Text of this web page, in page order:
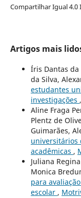
Compartilhar Igual 4.0
Artigos mais
Íris Dantas da
da Silva,
estudantes
investigações ,
Aline Fraga
Plentz de
Guimarães,
universitários
acadêmicas ,
Juliana
Monica
para
escolar ,